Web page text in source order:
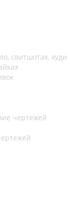
свитшотах, худи
чертежей